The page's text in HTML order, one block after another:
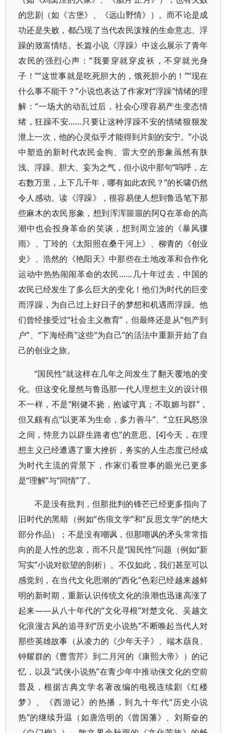
的悲剧（如《古堡》、《远山野情》）。而不论是成
功还是失败，都凸现了当代农民泼辣的生命意志、浮
躁的致富情结。长篇小说《浮躁》中这么展示了青年
农民的强烈心声：“我要穿就穿皮袄，不穿就光身
子！”“这世事就是吃死胆大的，饿死胆小的！”“现在
什么事不能干？”小说也表达了作家对“浮躁”情绪的理
解：“一场大的动乱过后，社会心理容易产生变态情
绪，狂躁不安……只要让这种浮躁不安的情绪狠狠发
泄上一次，他的心灵似乎才能得到片刻的安宁。”小说
中塑造的新时代农民金狗、雷大空的形象虽然有肤
浅、浮躁、胆大、妄为之气，但小说中那句“呜呼，左
右数万里，上下几千年，哪有如此农民？”的长啸仍然
令人感动。读《浮躁》，很容易使人想到鲁迅笔下那
些麻木的农民形象，想到浑浑噩噩的阿Q在革命的高
潮中也会投身革命的笑谈，想到周立波的《暴风骤
雨》、丁玲的《太阳照在桑干河上》、柳青的《创业
史》、浩然的《艳阳天》中那些在土地改革和合作化
运动中热热闹闹革命的农民……几十年过去，中国的
农民已经发生了多么巨大的变化！他们为时代的巨变
而浮躁，为自己过上好日子的梦想和机遇而浮躁。他
们曾经接受过“社会主义教育”，但最终还是从“包产到
户”、“下海经商”这些“为自己”的活法中重新开始了自
己的创业之旅。
“国民性”就这样在几年之间发生了翻天覆地的变
化。但这变化显然与鲁迅那一代人理想主义的设计很
不一样，不是“刚健不挠，抱诚守真；不取媚与群”，
但又颇有点“以更革为生命，多力善斗”、“立狂风怒浪
之间，恃意力以辟生路者也”的意思。[4]今天，在理
想主义已经遭遇了重大挫折，务实的人生态度已经成
为时代主流的背景下，作家们看世事的眼光已更多
是“理解”与“同情”了。
不是没有批判，但那批判的锋芒已经更多指向了
旧时代的黑暗（例如“伤痕文学”和“反思文学”的绝大
部分作品）；不是没有嘲讽，但那嘲讽的矛头常常指
向的是人性的悲哀，而不只是“国民性”问题（例如“新
写实”小说对欲望的剖析）。不仅如此，我们甚至可以
感觉到，在当代文化思潮的“西化”色彩已经越来越鲜
明的新时期，重新认识传统文化的浪潮也迅速高涨了
起来——从八十年代的“文化寻根”对楚文化、吴越文
化浪漫古风的追寻到“历史小说热”不断唤起当代人对
那些英雄故事（从凌力的《少年天子》、端木蕻良、
钟耀群的《曹雪芹》到二月河的《康熙大帝》）的记
忆，以及“武侠小说热”在青少年中推动侠文化的空前
普及，根据古典文学名著改编的电视连续剧《红楼
梦》、《西游记》的热播，到九十年代“历史小说
热”的继续升温（如唐浩明的《曾国藩》、刘斯奋的